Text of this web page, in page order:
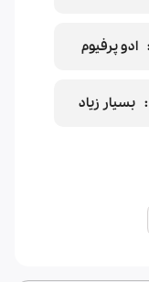
ادو پرفیوم
بسیار زیاد